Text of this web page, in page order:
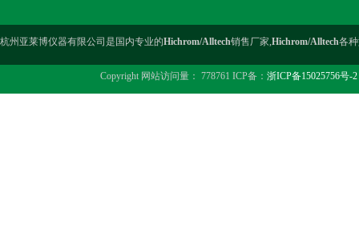
杭州亚莱博仪器有限公司是国内专业的Hichrom/Alltech销售厂家,Hichrom/Alltech各
Copyright 网站访问量： 778761 ICP备： 浙ICP备15025756号-2